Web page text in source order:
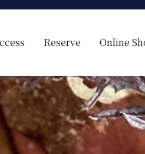
理）
見える。そんな空間で、ゆっくり
Reserve Online